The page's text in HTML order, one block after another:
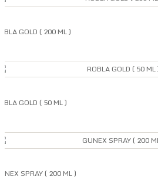
GOLD ( 200 ML )
GOLD ( 50 ML )
SPRAY ( 200 ML )